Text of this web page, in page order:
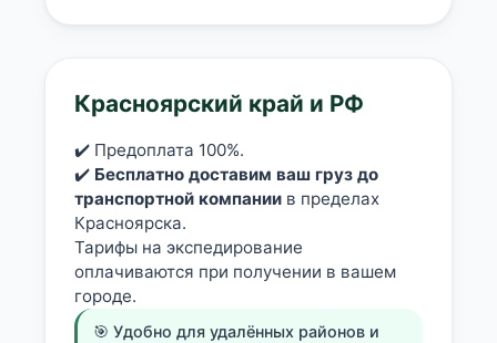
Красноярский край и РФ
✔️ Предоплата 100%.
✔️ Бесплатно доставим ваш груз до
транспортной компаниив пределах
Красноярска.
Тарифы на экспедирование
оплачиваются при получении в вашем
городе.
🎯 Удобно для удалённых районов и
раз в 2 недели